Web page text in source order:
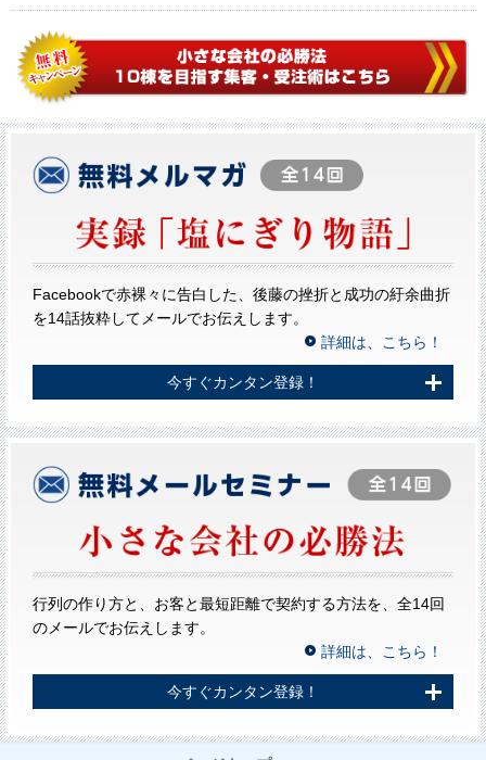
Facebookで赤裸々に告白した、後藤の挫折と成功の紆余曲折
を14話抜粋してメールでお伝えします。
詳細は、こちら！
今すぐカンタン登録！
行列の作り方と、お客と最短距離で契約する方法を、全14回
のメールでお伝えします。
詳細は、こちら！
今すぐカンタン登録！